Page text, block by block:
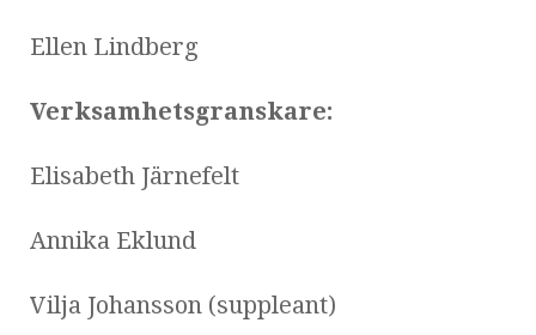
Ellen Lindberg
Verksamhetsgranskare:
Elisabeth Järnefelt
Annika Eklund
Vilja Johansson (suppleant)